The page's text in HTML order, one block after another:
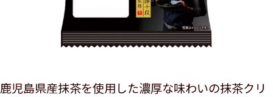
鹿児島県産抹茶を使用した濃厚な味わいの抹茶クリ